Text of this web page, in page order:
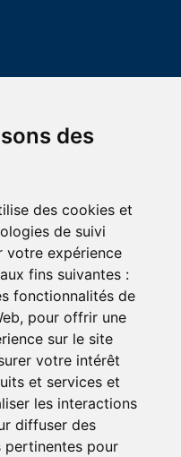
des
des cookies et
de suivi
votre expérience
fins suivantes :
fonctionnalités de
, pour offrir une
sur le site
votre intérêt
et services et
les interactions
diffuser des
pertinentes pour
(Québec)
et recevez